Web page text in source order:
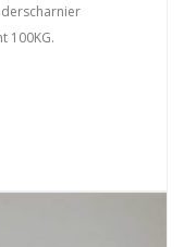
100KG.